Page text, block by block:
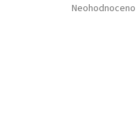
Průměrné
Neohodnoceno